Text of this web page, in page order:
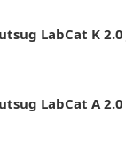
LabCat K
LabCat A